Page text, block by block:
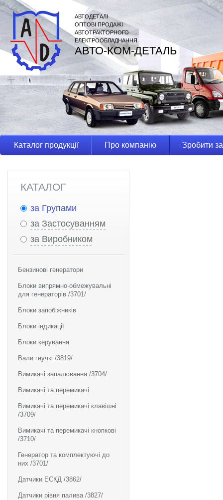
АВТОДЕТАЛІ
ОПТОВІ ПРОДАЖІ
АВТОТРАКТОРНОГО
ЕЛЕКТРООБЛАДНАННЯ
АВТО-КОМ-ДЕТАЛЬ
Каталог продукції Про компанію Зробити
КАТАЛОГ
за Групами
за Застосуванням
за Виробником
Бензинові генератори
Блоки випрямно-обмежувальні
для генераторів /3701/
Блоки запобіжників
Блоки індикації
Блоки керування
Вали гнучкі /3819/
Вимикачі запалювання /3704/
Вимикачі та перемикачі
Вимикачі та перемикачі клавішні
/3709/
Вимикачі та перемикачі кнопкові
/3710/
Генератор та комплектуючі до
них /3701/
Датчики ЕСКД /3862/
Датчики рівня палива /3827/